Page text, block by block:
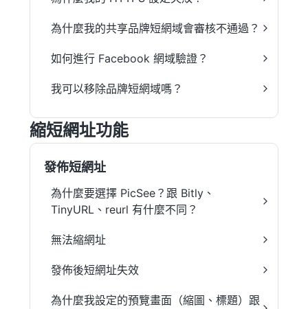
為什麼我的共享品牌短網域會審核不通過？
如何進行 Facebook 網域驗證？
我可以移除品牌短網域嗎？
縮短網址功能
發佈短網址
為什麼要選擇 PicSee？跟 Bitly、
TinyURL、reurl 有什麼不同？
無法縮網址
發佈後短網址失效
為什麼我設定的預覽畫面（縮圖、標題）跟